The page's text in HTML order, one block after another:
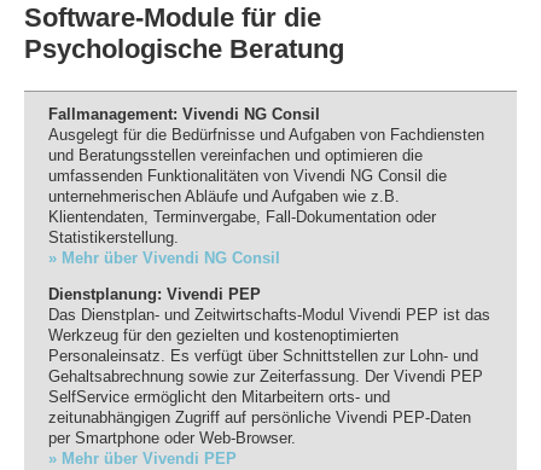
Software-Module für die
Psychologische Beratung
Fallmanagement: Vivendi NG Consil
Ausgelegt für die Bedürfnisse und Aufgaben von Fachdiensten
und Beratungsstellen vereinfachen und optimieren die
umfassenden Funktionalitäten von Vivendi NG Consil die
unternehmerischen Abläufe und Aufgaben wie z.B.
Klientendaten, Terminvergabe, Fall-Dokumentation oder
Statistikerstellung.
» Mehr über Vivendi NG Consil
Dienstplanung: Vivendi PEP
Das Dienstplan- und Zeitwirtschafts-Modul Vivendi PEP ist das
Werkzeug für den gezielten und kostenoptimierten
Personaleinsatz. Es verfügt über Schnittstellen zur Lohn- und
Gehaltsabrechnung sowie zur Zeiterfassung. Der Vivendi PEP
SelfService ermöglicht den Mitarbeitern orts- und
zeitunabhängigen Zugriff auf persönliche Vivendi PEP-Daten
per Smartphone oder Web-Browser.
» Mehr über Vivendi PEP